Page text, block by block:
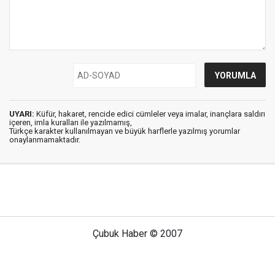
UYARI: Küfür, hakaret, rencide edici cümleler veya imalar, inançlara saldırı
içeren, imla kuralları ile yazılmamış,
Türkçe karakter kullanılmayan ve büyük harflerle yazılmış yorumlar
onaylanmamaktadır.
Çubuk Haber © 2007